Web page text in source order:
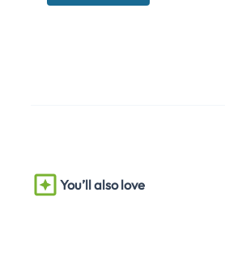
You’ll also love